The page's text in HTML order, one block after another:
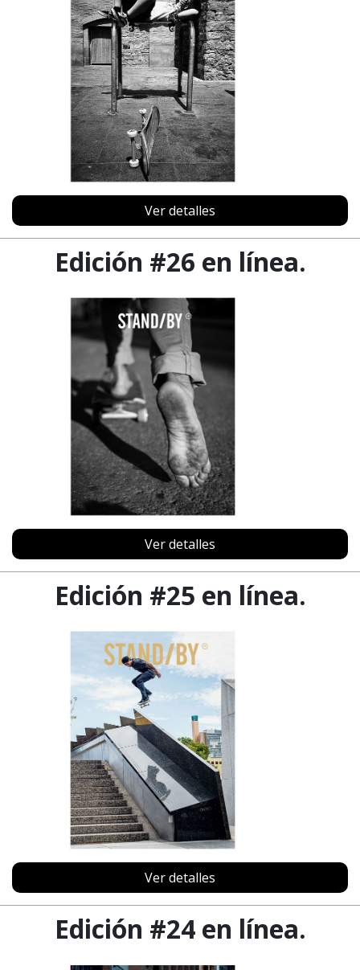
Ver detalles
Edición #26 en línea.
Ver detalles
Edición #25 en línea.
Ver detalles
Edición #24 en línea.